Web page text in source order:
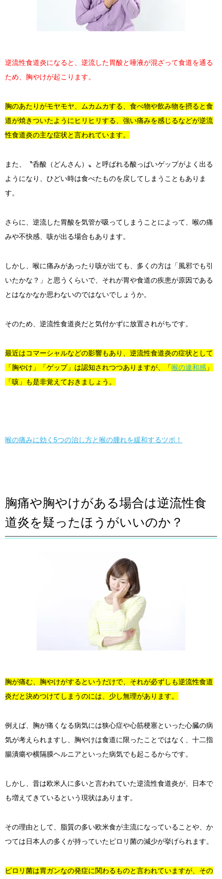
逆流性食道炎になると、逆流した胃酸と唾液が混ざって食道を通る
ため、胸やけが起こります。
胸のあたりがモヤモヤ、ムカムカする、食べ物や飲み物を摂ると食
道が焼きついたようにヒリヒリする、強い痛みを感じるなどが逆流
性食道炎の主な症状と言われています。
また、〝呑酸（どんさん）〟と呼ばれる酸っぱいゲップがよく出る
ようになり、ひどい時は食べたものを戻してしまうこともありま
す。
さらに、逆流した胃酸を気管が吸ってしまうことによって、喉の痛
みや不快感、咳が出る場合もあります。
しかし、喉に痛みがあったり咳が出ても、多くの方は「風邪でも引
いたかな？」と思うくらいで、それが胃や食道の疾患が原因である
とはなかなか思わないのではないでしょうか。
そのため、逆流性食道炎だと気付かずに放置されがちです。
最近はコマーシャルなどの影響もあり、逆流性食道炎の症状として
「胸やけ」「ゲップ」は認知されつつありますが、「喉の違和感 」
「咳」も是非覚えておきましょう。
喉の痛みに効く5つの治し方と喉の腫れを緩和するツボ！
胸痛や胸やけがある場合は逆流性食
道炎を疑ったほうがいいのか？
胸が痛む、胸やけがするというだけで、それが必ずしも逆流性食道
炎だと決めつけてしまうのには、少し無理があります。
例えば、胸が痛くなる病気には狭心症や心筋梗塞といった心臓の病
気が考えられますし、胸やけは食道に限ったことではなく、十二指
腸潰瘍や横隔膜ヘルニアといった病気でも起こるからです。
しかし、昔は欧米人に多いと言われていた逆流性食道炎が、日本で
も増えてきているという現状はあります。
その理由として、脂質の多い欧米食が主流になっていることや、か
つては日本人の多くが持っていたピロリ菌の減少が挙げられます。
ピロリ菌は胃ガンなの発症に関わるものと言われていますが、その